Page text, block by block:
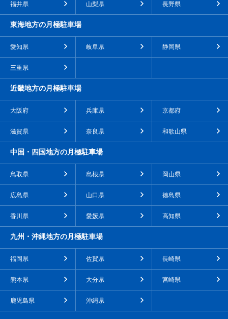
福井県 山梨県 長野県
東海地方の月極駐車場
愛知県 岐阜県 静岡県
三重県
近畿地方の月極駐車場
大阪府 兵庫県 京都府
滋賀県 奈良県 和歌山県
中国・四国地方の月極駐車場
鳥取県 島根県 岡山県
広島県 山口県 徳島県
香川県 愛媛県 高知県
九州・沖縄地方の月極駐車場
福岡県 佐賀県 長崎県
熊本県 大分県 宮崎県
鹿児島県 沖縄県